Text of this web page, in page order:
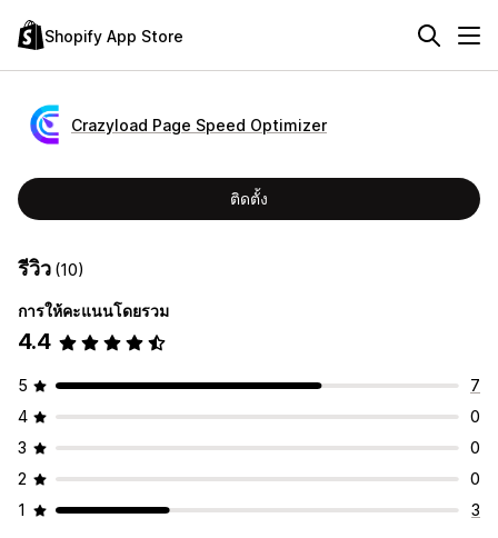
Shopify App Store
Crazyload Page Speed Optimizer
ติดตั้ง
รีวิว (10)
การให้คะแนนโดยรวม
4.4
5
7
4
0
3
0
2
0
1
3